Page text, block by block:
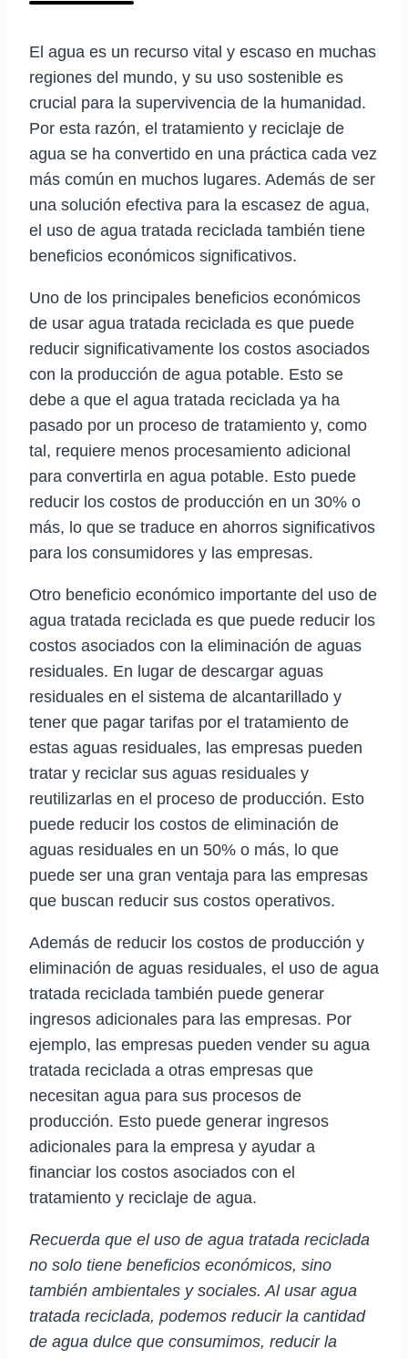
El agua es un recurso vital y escaso en muchas
regiones del mundo, y su uso sostenible es
crucial para la supervivencia de la humanidad.
Por esta razón, el tratamiento y reciclaje de
agua se ha convertido en una práctica cada vez
más común en muchos lugares. Además de ser
una solución efectiva para la escasez de agua,
el uso de agua tratada reciclada también tiene
beneficios económicos significativos.
Uno de los principales beneficios económicos
de usar agua tratada reciclada es que puede
reducir significativamente los costos asociados
con la producción de agua potable. Esto se
debe a que el agua tratada reciclada ya ha
pasado por un proceso de tratamiento y, como
tal, requiere menos procesamiento adicional
para convertirla en agua potable. Esto puede
reducir los costos de producción en un 30% o
más, lo que se traduce en ahorros significativos
para los consumidores y las empresas.
Otro beneficio económico importante del uso de
agua tratada reciclada es que puede reducir los
costos asociados con la eliminación de aguas
residuales. En lugar de descargar aguas
residuales en el sistema de alcantarillado y
tener que pagar tarifas por el tratamiento de
estas aguas residuales, las empresas pueden
tratar y reciclar sus aguas residuales y
reutilizarlas en el proceso de producción. Esto
puede reducir los costos de eliminación de
aguas residuales en un 50% o más, lo que
puede ser una gran ventaja para las empresas
que buscan reducir sus costos operativos.
Además de reducir los costos de producción y
eliminación de aguas residuales, el uso de agua
tratada reciclada también puede generar
ingresos adicionales para las empresas. Por
ejemplo, las empresas pueden vender su agua
tratada reciclada a otras empresas que
necesitan agua para sus procesos de
producción. Esto puede generar ingresos
adicionales para la empresa y ayudar a
financiar los costos asociados con el
tratamiento y reciclaje de agua.
Recuerda que el uso de agua tratada reciclada
no solo tiene beneficios económicos, sino
también ambientales y sociales. Al usar agua
tratada reciclada, podemos reducir la cantidad
de agua dulce que consumimos, reducir la